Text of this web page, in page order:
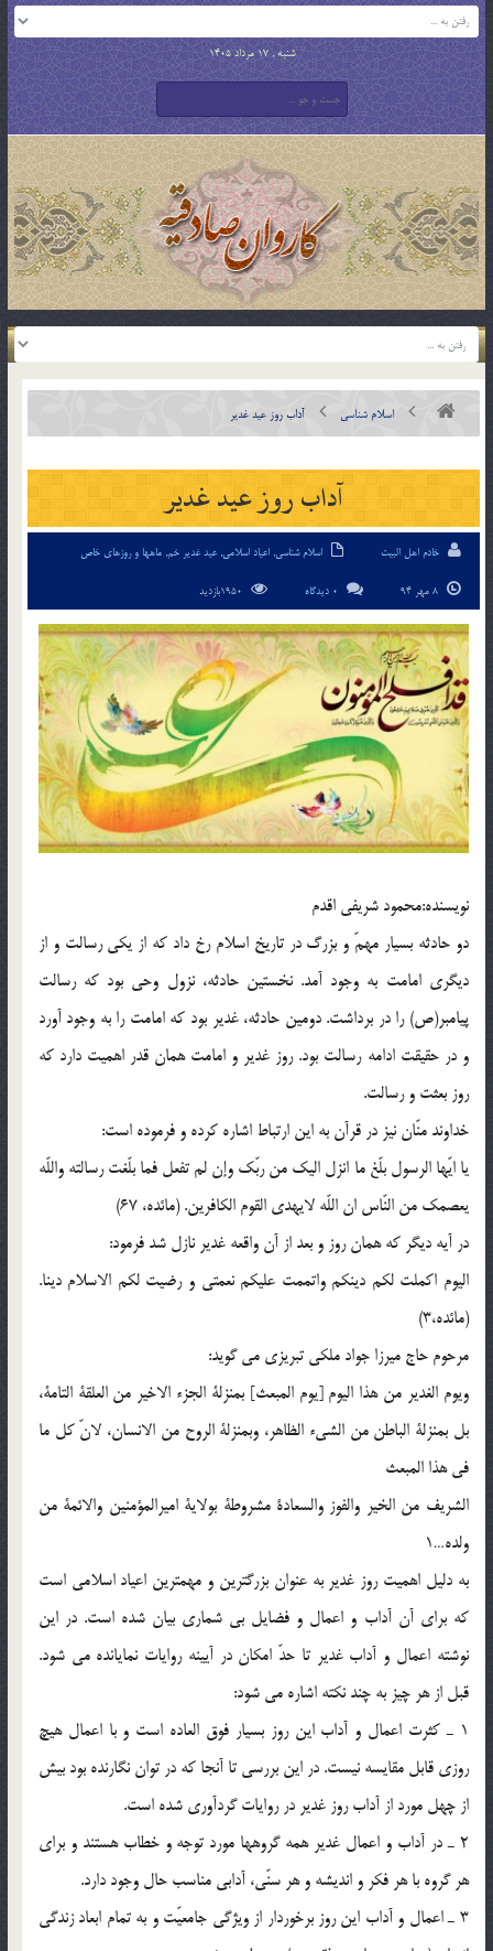
شنبه , 17 مرداد 1405
اسلام شناسی آداب روز عيد غدير
آداب روز عيد غدير
خادم اهل البیت اسلام شناسی, اعیاد اسلامی,عید غدیر خم, ماهها و روزهای خاص
0 دیدگاه
نويسنده:محمود شريفى اقدم
دو حادثه بسيار مهمّ و بزرگ در تاريخ اسلام رخ داد كه از يكى رسالت و از
ديگرى امامت به وجود آمد. نخستين حادثه، نزول وحى بود كه رسالت
پيامبر(ص) را در برداشت. دومين حادثه، غدير بود كه امامت را به وجود آورد
و در حقيقت ادامه رسالت بود. روز غدير و امامت همان قدر اهميت دارد كه
روز بعثت و رسالت.
خداوند منّان نيز در قرآن به اين ارتباط اشاره كرده و فرموده است:
يا ايّها الرسول بلّغ ما انزل اليك من ربّك وإن لم تفعل فما بلّغت رسالته واللّه
يعصمك من النّاس ان اللّه لايهدى القوم الكافرين. (مائده، 67)
در آيه ديگر كه همان روز و بعد از آن واقعه غدير نازل شد فرمود:
اليوم اكملت لكم دينكم واتممت عليكم نعمتى و رضيت لكم الاسلام دينا.
(مائده،3)
مرحوم حاج ميرزا جواد ملكى تبريزى مى گويد:
ويوم الغدير من هذا اليوم [يوم المبعث] بمنزلة الجزء الاخير من العلقة التامة،
بل بمنزلة الباطن من الشىء الظاهر، وبمنزلة الروح من الانسان، لانّ كل ما
فى هذا المبعث
الشريف من الخير والفوز والسعادة مشروطة بولاية اميرالمؤمنين والائمة من
ولده…1
به دليل اهميت روز غدير به عنوان بزرگترين و مهمترين اعياد اسلامى است
كه براى آن آداب و اعمال و فضايل بى شمارى بيان شده است. در اين
نوشته اعمال و آداب غدير تا حدّ امكان در آيينه روايات نمايانده مى شود.
قبل از هر چيز به چند نكته اشاره مى شود:
1 ـ كثرت اعمال و آداب اين روز بسيار فوق العاده است و با اعمال هيچ
روزى قابل مقايسه نيست. در اين بررسى تا آنجا كه در توان نگارنده بود بيش
از چهل مورد از آداب روز غدير در روايات گردآورى شده است.
2 ـ در آداب و اعمال غدير همه گروهها مورد توجه و خطاب هستند و براى
هر گروه با هر فكر و انديشه و هر سنّى، آدابى مناسب حال وجود دارد.
3 ـ اعمال و آداب اين روز برخوردار از ويژگى جامعيّت و به تمام ابعاد زندگى